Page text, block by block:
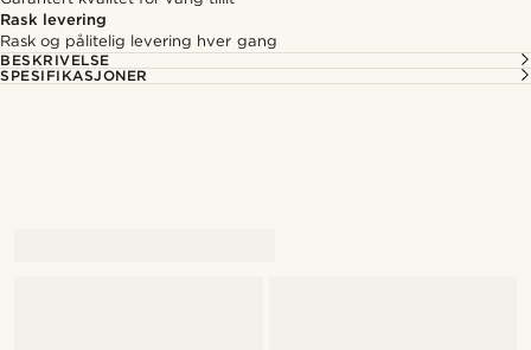
Rask levering
Rask og pålitelig levering hver gang
BESKRIVELSE
SPESIFIKASJONER